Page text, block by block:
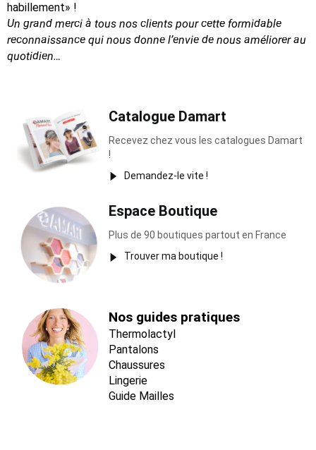
habillement» !
Un grand merci à tous nos clients pour cette formidable
reconnaissancequi nous donne l’envie de nous améliorer au
quotidien…
Catalogue Damart
Recevez chez vous les catalogues Damart
!
Demandez-le vite !
Espace Boutique
Plus de 90 boutiques partout en France
Trouver ma boutique !
Nos guides pratiques
Thermolactyl
Pantalons
Chaussures
Lingerie
Guide Mailles